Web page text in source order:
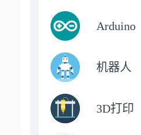
Arduino
机器人
3D打印